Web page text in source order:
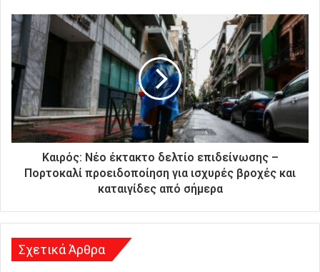
ι
κ
ή
σ
α
ς
δ
ι
ε
σ
Καιρός: Νέο έκτακτο δελτίο επιδείνωσης –
Πορτοκαλί προειδοποίηση για ισχυρές βροχές και
καταιγίδες από σήμερα
Σχετικά Άρθρα